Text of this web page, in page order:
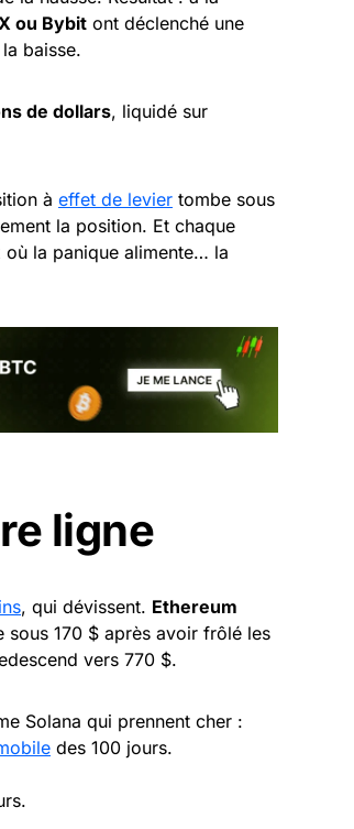
ou Bybit ont déclenché une
baisse.
de dollars, liquidé sur
à effet de levier tombe sous
la position. Et chaque
la panique alimente… la
ligne
, qui dévissent. Ethereum
sous 170 $ après avoir frôlé les
vers 770 $.
Solana qui prennent cher :
des 100 jours.